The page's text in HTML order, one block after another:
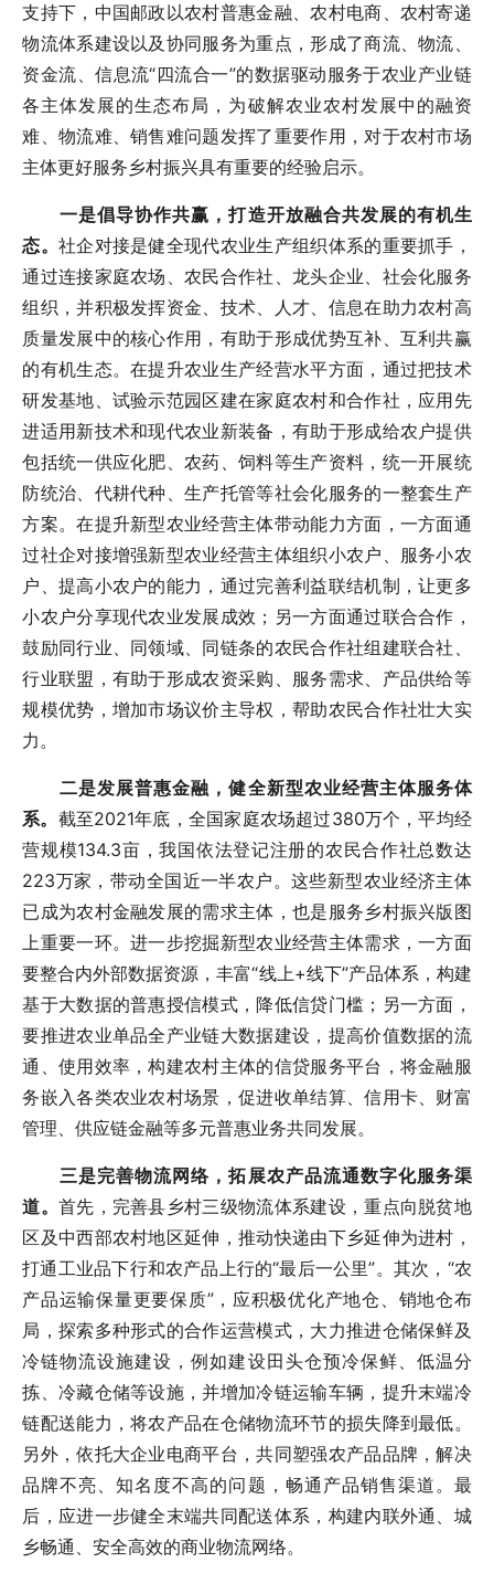
支持下，中国邮政以农村普惠金融、农村电商、农村寄递
物流体系建设以及协同服务为重点，形成了商流、物流、
资金流、信息流“四流合一”的数据驱动服务于农业产业链
各主体发展的生态布局，为破解农业农村发展中的融资
难、物流难、销售难问题发挥了重要作用，对于农村市场
主体更好服务乡村振兴具有重要的经验启示。
一是倡导协作共赢，打造开放融合共发展的有机生
态。 社企对接是健全现代农业生产组织体系的重要抓手，
通过连接家庭农场、农民合作社、龙头企业、社会化服务
组织，并积极发挥资金、技术、人才、信息在助力农村高
质量发展中的核心作用，有助于形成优势互补、互利共赢
的有机生态。在提升农业生产经营水平方面，通过把技术
研发基地、试验示范园区建在家庭农村和合作社，应用先
进适用新技术和现代农业新装备，有助于形成给农户提供
包括统一供应化肥、农药、饲料等生产资料，统一开展统
防统治、代耕代种、生产托管等社会化服务的一整套生产
方案。在提升新型农业经营主体带动能力方面，一方面通
过社企对接增强新型农业经营主体组织小农户、服务小农
户、提高小农户的能力，通过完善利益联结机制，让更多
小农户分享现代农业发展成效；另一方面通过联合合作，
鼓励同行业、同领域、同链条的农民合作社组建联合社、
行业联盟，有助于形成农资采购、服务需求、产品供给等
规模优势，增加市场议价主导权，帮助农民合作社壮大实
力。
二是发展普惠金融，健全新型农业经营主体服务体
系。 截至2021年底，全国家庭农场超过380万个，平均经
营规模134.3亩，我国依法登记注册的农民合作社总数达
223万家，带动全国近一半农户。这些新型农业经济主体
已成为农村金融发展的需求主体，也是服务乡村振兴版图
上重要一环。进一步挖掘新型农业经营主体需求，一方面
要整合内外部数据资源，丰富“线上+线下”产品体系，构建
基于大数据的普惠授信模式，降低信贷门槛；另一方面，
要推进农业单品全产业链大数据建设，提高价值数据的流
通、使用效率，构建农村主体的信贷服务平台，将金融服
务嵌入各类农业农村场景，促进收单结算、信用卡、财富
管理、供应链金融等多元普惠业务共同发展。
三是完善物流网络，拓展农产品流通数字化服务渠
道。 首先，完善县乡村三级物流体系建设，重点向脱贫地
区及中西部农村地区延伸，推动快递由下乡延伸为进村，
打通工业品下行和农产品上行的“最后一公里”。其次，“农
产品运输保量更要保质”，应积极优化产地仓、销地仓布
局，探索多种形式的合作运营模式，大力推进仓储保鲜及
冷链物流设施建设，例如建设田头仓预冷保鲜、低温分
拣、冷藏仓储等设施，并增加冷链运输车辆，提升末端冷
链配送能力，将农产品在仓储物流环节的损失降到最低。
另外，依托大企业电商平台，共同塑强农产品品牌，解决
品牌不亮、知名度不高的问题，畅通产品销售渠道。最
后，应进一步健全末端共同配送体系，构建内联外通、城
乡畅通、安全高效的商业物流网络。